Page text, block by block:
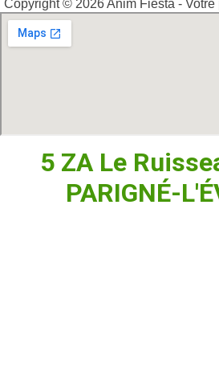
Copyright © 2026 Anim Fiesta - Votre
5 ZA Le
PARIGNÉ-